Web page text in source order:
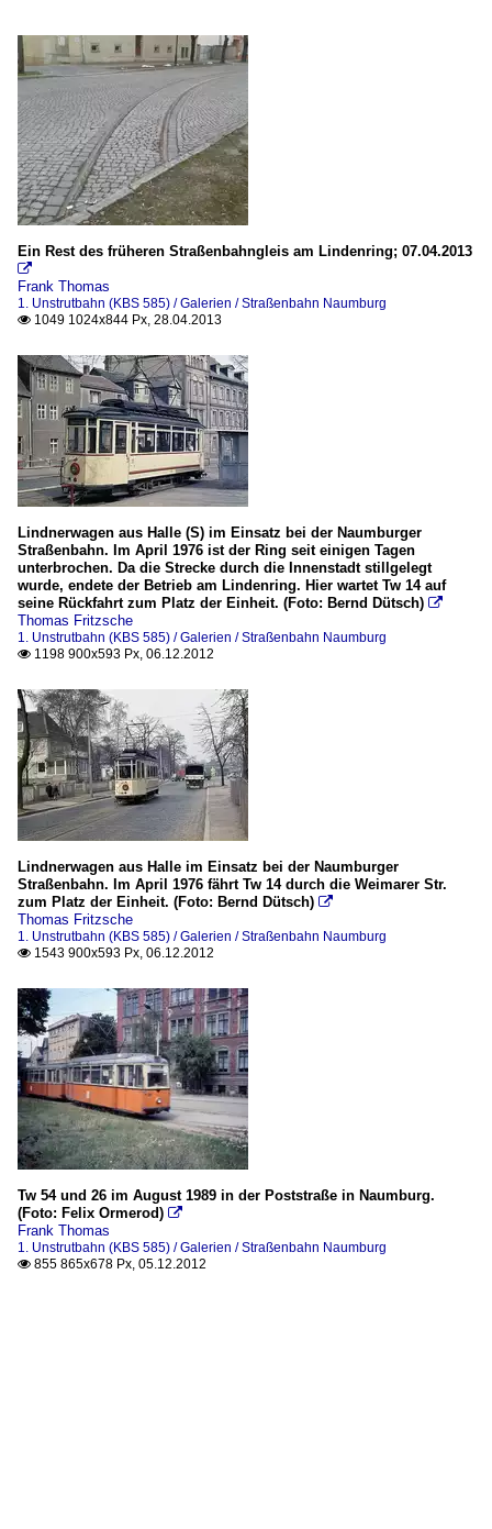
Ein Rest des früheren Straßenbahngleis am Lindenring; 07.04.2013

Frank Thomas
1. Unstrutbahn (KBS 585) / Galerien / Straßenbahn Naumburg
 1049 1024x844 Px, 28.04.2013
Lindnerwagen aus Halle (S) im Einsatz bei der Naumburger
Straßenbahn. Im April 1976 ist der Ring seit einigen Tagen
unterbrochen. Da die Strecke durch die Innenstadt stillgelegt
wurde, endete der Betrieb am Lindenring. Hier wartet Tw 14 auf
seine Rückfahrt zum Platz der Einheit. (Foto: Bernd Dütsch) 
Thomas Fritzsche
1. Unstrutbahn (KBS 585) / Galerien / Straßenbahn Naumburg
 1198 900x593 Px, 06.12.2012
Lindnerwagen aus Halle im Einsatz bei der Naumburger
Straßenbahn. Im April 1976 fährt Tw 14 durch die Weimarer Str.
zum Platz der Einheit. (Foto: Bernd Dütsch) 
Thomas Fritzsche
1. Unstrutbahn (KBS 585) / Galerien / Straßenbahn Naumburg
 1543 900x593 Px, 06.12.2012
Tw 54 und 26 im August 1989 in der Poststraße in Naumburg.
(Foto: Felix Ormerod) 
Frank Thomas
1. Unstrutbahn (KBS 585) / Galerien / Straßenbahn Naumburg
 855 865x678 Px, 05.12.2012